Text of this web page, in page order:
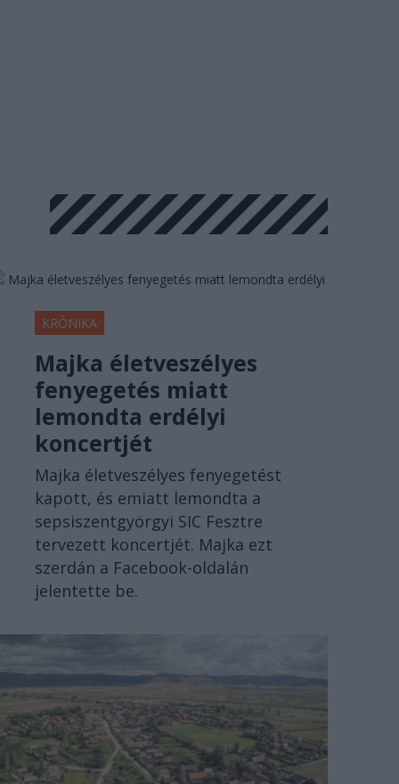
KRÓNIKA
Majka életveszélyes
fenyegetés miatt
lemondta erdélyi
koncertjét
Majka életveszélyes fenyegetést
kapott, és emiatt lemondta a
sepsiszentgyörgyi SIC Fesztre
tervezett koncertjét. Majka ezt
szerdán a Facebook-oldalán
jelentette be.